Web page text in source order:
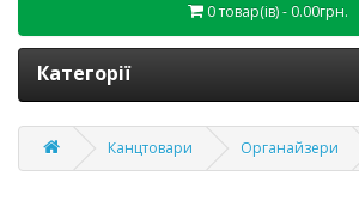
0 товар(ів) - 0.00грн.
Категорії
Канцтовари Органайзери